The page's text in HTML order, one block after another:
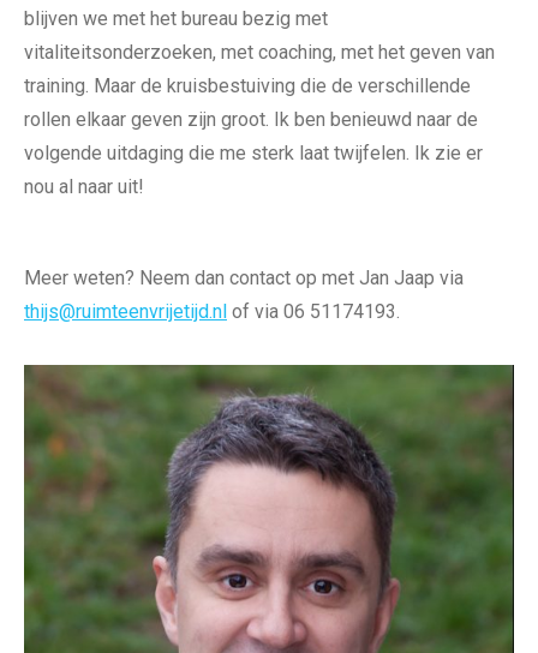
blijven we met het bureau bezig met
vitaliteitsonderzoeken, met coaching, met het geven van
training. Maar de kruisbestuiving die de verschillende
rollen elkaar geven zijn groot. Ik ben benieuwd naar de
volgende uitdaging die me sterk laat twijfelen. Ik zie er
nou al naar uit!
Meer weten? Neem dan contact op met Jan Jaap via
thijs@ruimteenvrijetijd.nl of via 06 51174193.